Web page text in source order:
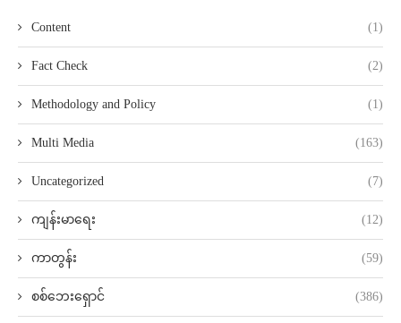
Content (1)
Fact Check (2)
Methodology and Policy (1)
Multi Media (163)
Uncategorized (7)
ကျန်းမာရေး (12)
ကာတွန်း (59)
စစ်ဘေးရှောင် (386)